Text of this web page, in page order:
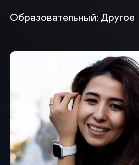
Образовательный: Другое